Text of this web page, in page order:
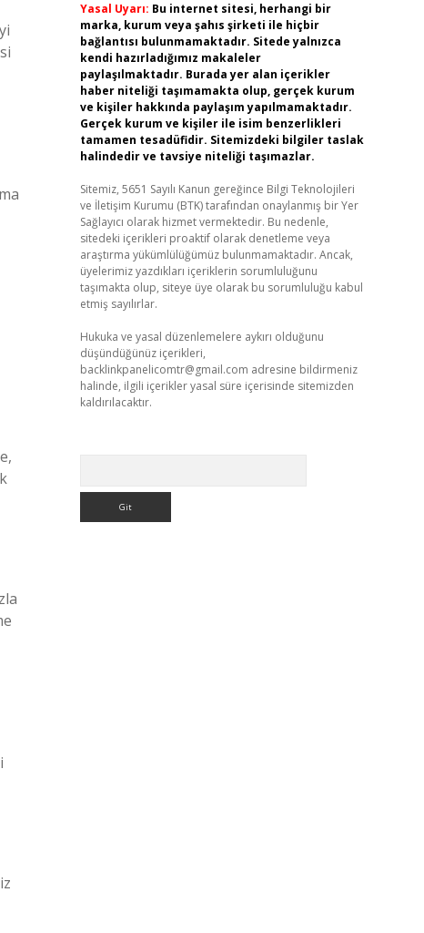
Yasal Uyarı: Bu internet sitesi, herhangi bir
marka, kurum veya şahıs şirketi ile hiçbir
bağlantısı bulunmamaktadır. Sitede yalnızca
kendi hazırladığımız makaleler
paylaşılmaktadır. Burada yer alan içerikler
haber niteliği taşımamakta olup, gerçek kurum
ve kişiler hakkında paylaşım yapılmamaktadır.
Gerçek kurum ve kişiler ile isim benzerlikleri
tamamen tesadüfidir. Sitemizdeki bilgiler taslak
halindedir ve tavsiye niteliği taşımazlar.
Sitemiz, 5651 Sayılı Kanun gereğince Bilgi Teknolojileri
ve İletişim Kurumu (BTK) tarafından onaylanmış bir Yer
Sağlayıcı olarak hizmet vermektedir. Bu nedenle,
sitedeki içerikleri proaktif olarak denetleme veya
araştırma yükümlülüğümüz bulunmamaktadır. Ancak,
üyelerimiz yazdıkları içeriklerin sorumluluğunu
taşımakta olup, siteye üye olarak bu sorumluluğu kabul
etmiş sayılırlar.
Hukuka ve yasal düzenlemelere aykırı olduğunu
düşündüğünüz içerikleri,
backlinkpanelicomtr@gmail.com adresine bildirmeniz
halinde, ilgili içerikler yasal süre içerisinde sitemizden
kaldırılacaktır.